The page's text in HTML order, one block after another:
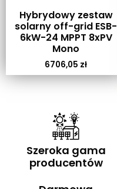
Hybrydowy zestaw
solarny off-grid ESB-
6kW-24 MPPT 8xPV
Mono
6706,05 zł
Szeroka gama
producentów